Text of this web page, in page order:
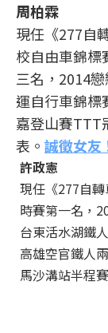
周柏霖
現任《277自
校自由車錦標
三名，2014
運自行車錦標
嘉登山賽TTT
表。 誠徵女友
許政憲
現任《277自
時賽第一名，
台東活水湖鐵
高雄空官鐵人
馬沙溝站半程